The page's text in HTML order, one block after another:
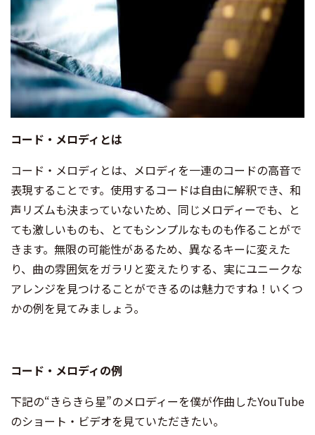
コード・メロディとは
コード・メロディとは、メロディを一連のコードの高音で
表現することです。使用するコードは自由に解釈でき、和
声リズムも決まっていないため、同じメロディーでも、と
ても激しいものも、とてもシンプルなものも作ることがで
きます。無限の可能性があるため、異なるキーに変えた
り、曲の雰囲気をガラリと変えたりする、実にユニークな
アレンジを見つけることができるのは魅力ですね！いくつ
かの例を見てみましょう。
コード・メロディの例
下記の“きらきら星”のメロディーを僕が作曲したYouTube
のショート・ビデオを見ていただきたい。